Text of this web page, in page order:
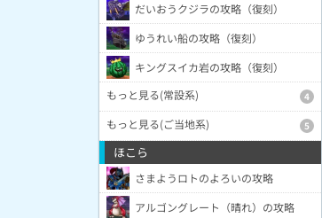
だいおうクジラの攻略（復刻）
ゆうれい船の攻略（復刻）
キングスイカ岩の攻略（復刻）
もっと見る(常設系)
4
もっと見る(ご当地系) 5
ほこら
さまようロトのよろいの攻略
アルゴングレート（晴れ）の攻略